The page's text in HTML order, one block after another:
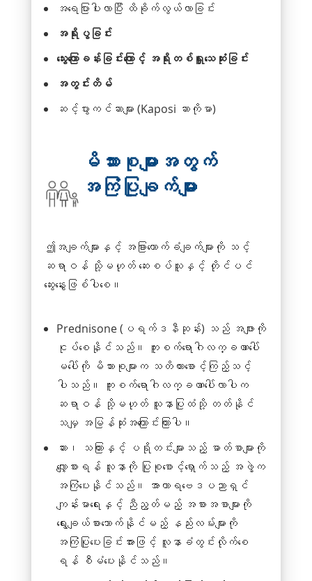
အရေပြားပါးလာပြီး ထိခိုက်လွယ်လာခြင်း
အရိုးပွခြင်း
သွေးကြောခန်းခြင်းကြောင့် အရိုးတစ်ရှူးသေဆုံးခြင်း
အတွင်းတိမ်
ဆင့်ပွားကင်ဆာများ (Kaposi ဆာကိုမာ)
မိသားစုများအတွက်
အကြံပြုချက်များ
ဤအချက်များနှင့် အခြားထောက်ခံချက်များကို သင့်
ဆရာဝန် သို့မဟုတ် ဆေးစပ်သူနှင့် တိုင်ပင်
ဆွေးနွေးဖြစ်ပါစေ။
Prednisone (ပရက်ဒနီဆုန်း) သည် အဖျားကို
ငုပ်စေနိုင်သည်။ ကူးစက်ရောဂါလက္ခဏာပေါ်
မပေါ်ကို မိသားစုများက သတိထားစောင့်ကြည့်သင့်
ပါသည်။ ကူးစက်ရောဂါလက္ခဏာပေါ်လာပါက
ဆရာဝန် သို့မဟုတ် သူနာပြုထံသို့ တတ်နိုင်
သမျှ အမြန်ဆုံးအကြောင်းကြားပါ။
ဆား၊ သကြားနှင့် ပရိုတင်းများသည့် ဓာတ်စာများကို
လျှော့စားရန် လူနာကို ပြုစုစောင့်ရှောက်သည့် အဖွဲ့က
အကြံပေးနိုင်သည်။ အာဟာရဗေဒပညာရှင်
ကျန်းမာရေးနှင့် ညီညွတ်မည့် အစားအစာများကို
ရွေးချယ်စားသောက်နိုင်မည့် နည်းလမ်းများကို
အကြံပြုပေးခြင်းအားဖြင့် လူနာခံတွင်းလိုက်စေ
ရန် စီမံပေးနိုင်သည်။